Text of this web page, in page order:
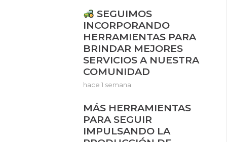
SEGUIMOS
INCORPORANDO
HERRAMIENTAS PARA
BRINDAR MEJORES
SERVICIOS A NUESTRA
COMUNIDAD
hace 1 semana
MÁS HERRAMIENTAS
PARA SEGUIR
IMPULSANDO LA